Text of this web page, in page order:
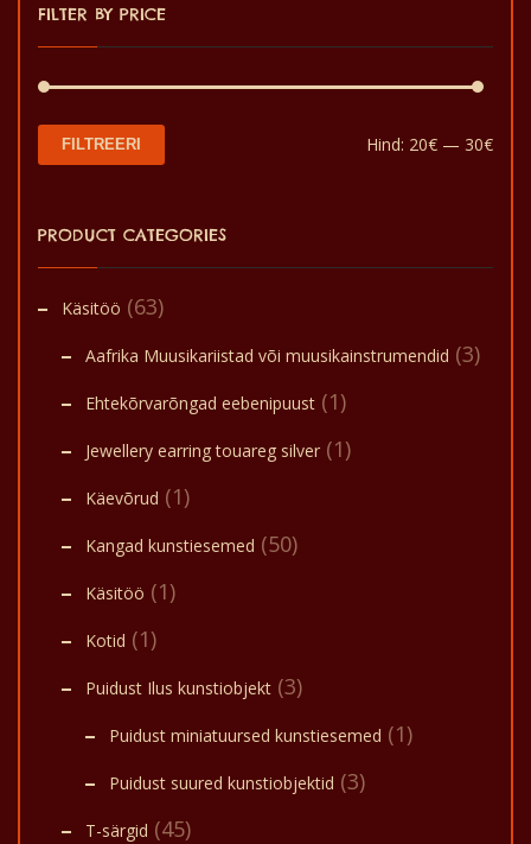
tootelehel.
FILTER BY PRICE
FILTREERI Hind: 20€ — 30€
PRODUCT CATEGORIES
Käsitöö (63)
Aafrika Muusikariistad või muusikainstrumendid (3)
Ehtekõrvarõngad eebenipuust (1)
Jewellery earring touareg silver (1)
Käevõrud (1)
Kangad kunstiesemed (50)
Käsitöö (1)
Kotid (1)
Puidust Ilus kunstiobjekt (3)
Puidust miniatuursed kunstiesemed (1)
Puidust suured kunstiobjektid (3)
T-särgid (45)